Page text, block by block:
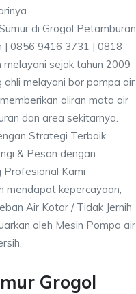
| 0856 9416 3731 | 0818
sejak tahun 2009
melayani bor pompa air
aliran mata air
dan area sekitarnya.
Strategi Terbaik
& Pesan dengan
Profesional Kami
mendapat kepercayaan,
Air Kotor / Tidak Jernih
oleh Mesin Pompa air
Grogol